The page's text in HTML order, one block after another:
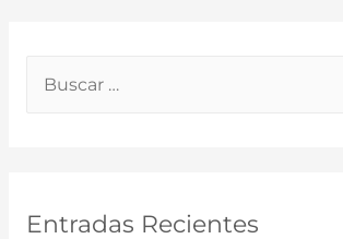
Entradas Recientes